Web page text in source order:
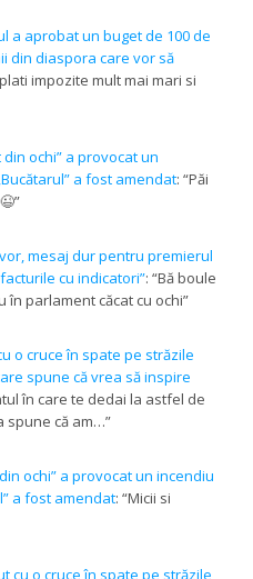
a aprobat un buget de 100 de
din diaspora care vor să
impozite mult mai mari si
ochi” a provocat un
a fost amendat: “Păi
”
mesaj dur pentru premierul
cu indicatori”: “Bă boule
în parlament căcat cu ochi”
o cruce în spate pe străzile
spune că vrea să inspire
în care te dedai la astfel de
spune că am…”
ochi” a provocat un incendiu
a fost amendat: “Micii si